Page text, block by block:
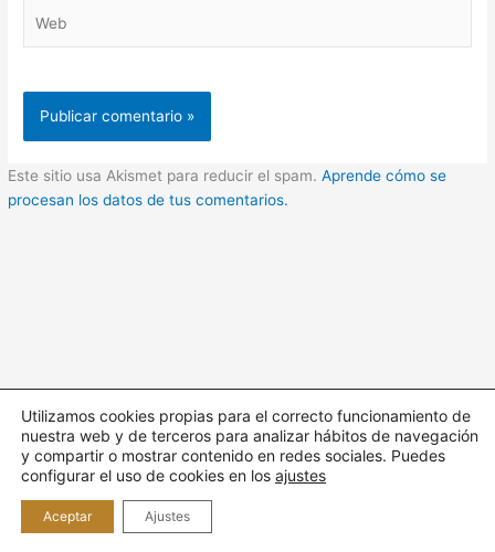
Este sitio usa Akismet para reducir el spam.Aprende cómo se
procesan los datos de tus comentarios.
Todos los derechos © 2026 Cuidando | Funciona gracias aTema
Astra para WordPress
Utilizamos cookies propias para el correcto funcionamiento de
nuestra web y de terceros para analizar hábitos de navegación
y compartir o mostrar contenido en redes sociales. Puedes
configurar el uso de cookies en los ajustes
Aceptar Ajustes